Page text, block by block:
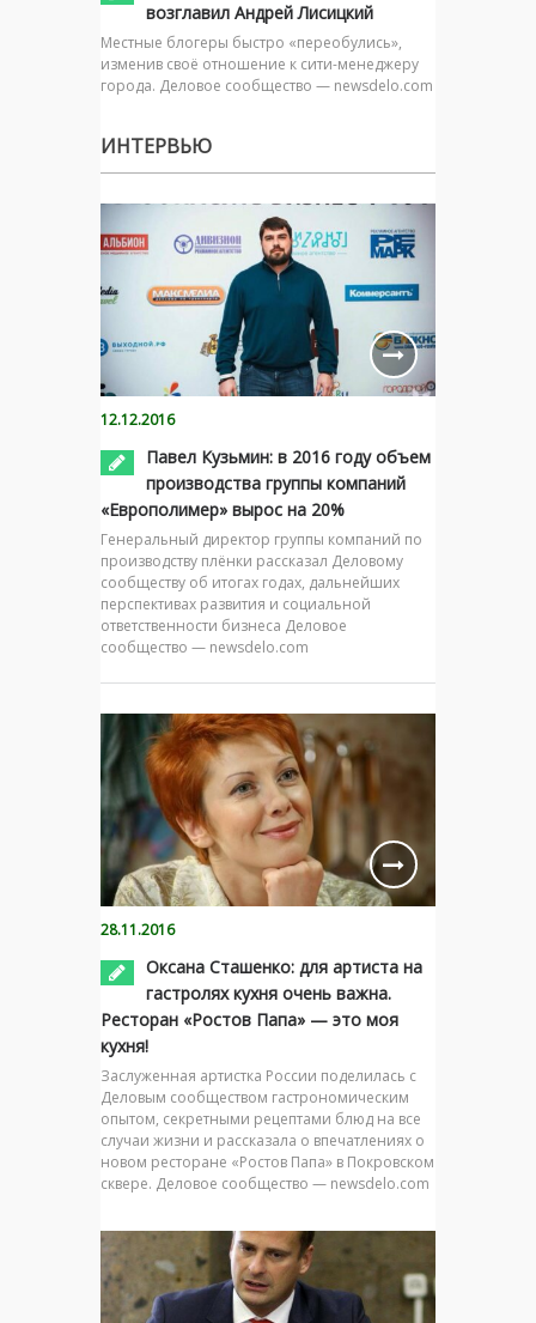
возглавил Андрей Лисицкий
Местные блогеры быстро «переобулись»,
изменив своё отношение к сити-менеджеру
города. Деловое сообщество — newsdelo.com
ИНТЕРВЬЮ
12.12.2016
Павел Кузьмин: в 2016 году объем
производства группы компаний
«Европолимер» вырос на 20%
Генеральный директор группы компаний по
производству плёнки рассказал Деловому
сообществу об итогах годах, дальнейших
перспективах развития и социальной
ответственности бизнеса Деловое
сообщество — newsdelo.com
28.11.2016
Оксана Сташенко: для артиста на
гастролях кухня очень важна.
Ресторан «Ростов Папа» — это моя
кухня!
Заслуженная артистка России поделилась с
Деловым сообществом гастрономическим
опытом, секретными рецептами блюд на все
случаи жизни и рассказала о впечатлениях о
новом ресторане «Ростов Папа» в Покровском
сквере. Деловое сообщество — newsdelo.com